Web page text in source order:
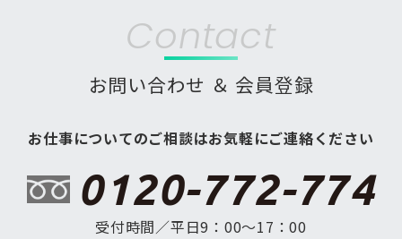
Contact
お問い合わせ ＆ 会員登録
お仕事についてのご相談はお気軽にご連絡ください
0120-772-774
受付時間／平日9：00〜17：00